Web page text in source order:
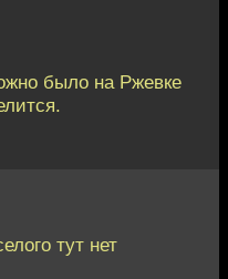
было на Ржевке
тут нет